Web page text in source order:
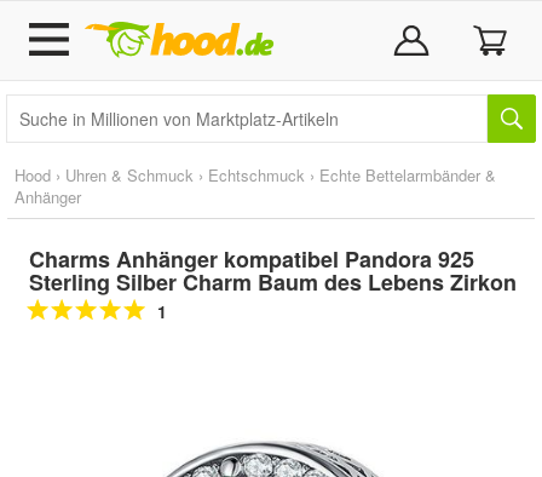
Hood › Uhren & Schmuck › Echtschmuck › Echte Bettelarmbänder &
Anhänger
Charms Anhänger kompatibel Pandora 925
Sterling Silber Charm Baum des Lebens Zirkon
1